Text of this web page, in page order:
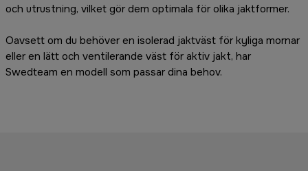
och utrustning, vilket gör dem optimala för olika jaktformer.
Oavsett om du behöver en isolerad jaktväst för kyliga mornar
eller en lätt och ventilerande väst för aktiv jakt, har
Swedteam en modell som passar dina behov.